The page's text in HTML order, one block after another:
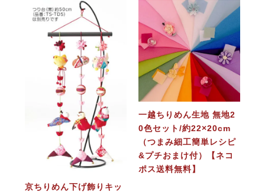
京ちりめん下げ飾りキッ
一越ちりめん生地 無地2
0色セット/約22×20cm
（つまみ細工簡単レシピ
&プチおまけ付）【ネコ
ポス送料無料】